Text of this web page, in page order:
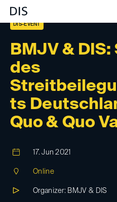
BMJV &
des
ts
Quo & Quo
DIS-EVENT
17. Jun 2021
Online
Organizer: BMJV & DIS